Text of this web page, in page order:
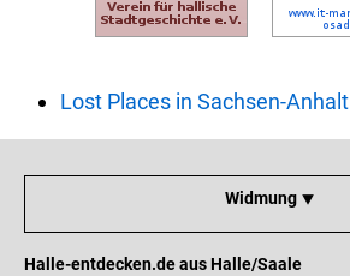
Lost Places in Sachsen-Anhalt
Widmung ⯆
Halle-entdecken.de aus Halle/Saale